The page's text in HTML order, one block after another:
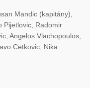
Mandic (kapitány),
Pijetlovic, Radomir
Angelos Vlachopoulos,
Cetkovic, Nika